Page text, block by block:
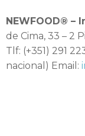
NEWFOOD® –
de Cima, 33 – 2
Tlf: (+351) 291
nacional) Email: